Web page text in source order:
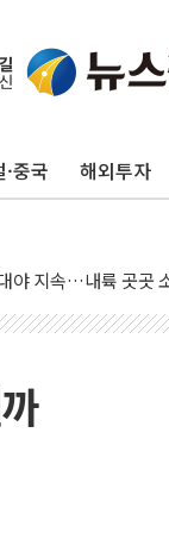
중국 해외투자
가누르기 방지법'
야 지속…내륙 곳곳
주택 검토, 민주당
폐지·공소청 출범…
·인천 경선 발표...
정보 보안 새판 짠다
쇼크에 금리 인상 우